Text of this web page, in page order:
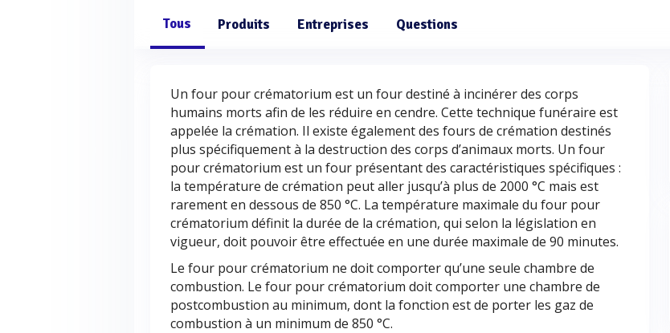
Tous Produits Entreprises Questions
Un four pour crématorium est un four destiné à incinérer des corps
humains morts afin de les réduire en cendre. Cette technique funéraire est
appelée la crémation. Il existe également des fours de crémation destinés
plus spécifiquement à la destruction des corps d’animaux morts. Un four
pour crématorium est un four présentant des caractéristiques spécifiques :
la température de crémation peut aller jusqu’à plus de 2000 °C mais est
rarement en dessous de 850 °C. La température maximale du four pour
crématorium définit la durée de la crémation, qui selon la législation en
vigueur, doit pouvoir être effectuée en une durée maximale de 90 minutes.
Le four pour crématorium ne doit comporter qu’une seule chambre de
combustion. Le four pour crématorium doit comporter une chambre de
postcombustion au minimum, dont la fonction est de porter les gaz de
combustion à un minimum de 850 °C.